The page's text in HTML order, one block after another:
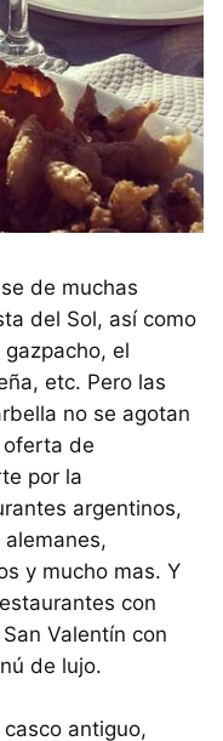
de muchas
del Sol, así como
el
etc. Pero las
no se agotan
de
por la
argentinos,
y mucho mas. Y
con
Valentín con
de lujo.
antiguo,